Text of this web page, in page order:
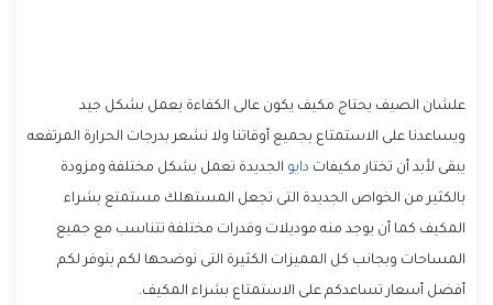
علشان الصيف يحتاج مكيف يكون عالى الكفاءة يعمل بشكل جيد
ويساعدنا على الاستمتاع بجميع أوقاتنا ولا نشعر بدرجات الحرارة المرتفعه
يبقى لأبد أن تختار مكيفات دايو الجديدة تعمل بشكل مختلفة ومزودة
بالكثير من الخواص الجديدة التى تجعل المستهلك مستمتع بشراء
المكيف كما أن يوجد منه موديلات وقدرات مختلفة تتناسب مع جميع
المساحات وبجانب كل المميزات الكثيرة التى نوضحها لكم بنوفر لكم
أفضل أسعار تساعدكم على الاستمتاع بشراء المكيف.